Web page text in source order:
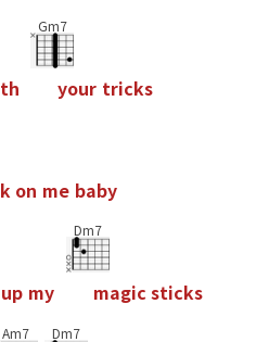
th
Gm7
your tricks
k on me baby
up my
Dm7
magic sticks
Am7 Dm7